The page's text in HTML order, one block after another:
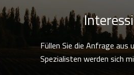
Füllen Sie die Anfrage aus
Spezialisten werden sich